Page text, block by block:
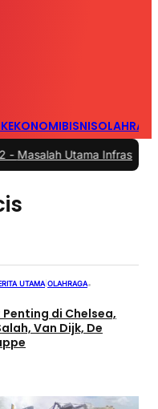
EKONOMIBISNIS
Utama Infrastruktur
UTAMA|OLAHRAGA•
di Chelsea,
Van Dijk, De